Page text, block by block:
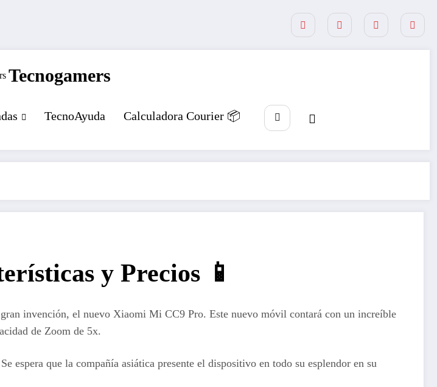
Tecnogamers
TecnoAyuda Calculadora Courier 📦
y Precios 📱
invención, el nuevo Xiaomi Mi CC9 Pro. Este nuevo móvil contará con un increíble
de Zoom de 5x.
espera que la compañía asiática presente el dispositivo en todo su esplendor en su